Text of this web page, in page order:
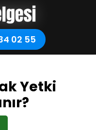
02 55
Yetki